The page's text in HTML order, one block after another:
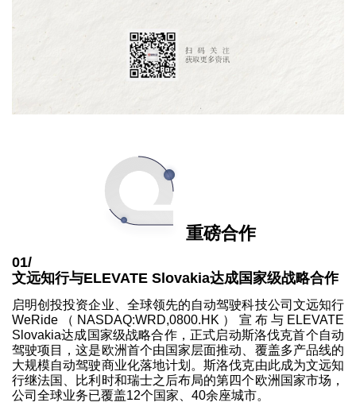
重磅合作
01/
文远知行与ELEVATE Slovakia达成国家级战略合作
启明创投投资企业、全球领先的自动驾驶科技公司文远知行
WeRide（NASDAQ:WRD,0800.HK）宣布与ELEVATE
Slovakia达成国家级战略合作，正式启动斯洛伐克首个自动
驾驶项目，这是欧洲首个由国家层面推动、覆盖多产品线的
大规模自动驾驶商业化落地计划。斯洛伐克由此成为文远知
行继法国、比利时和瑞士之后布局的第四个欧洲国家市场，
公司全球业务已覆盖12个国家、40余座城市。